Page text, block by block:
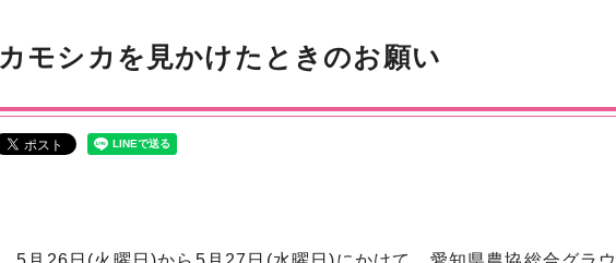
カモシカを見かけたときのお願い